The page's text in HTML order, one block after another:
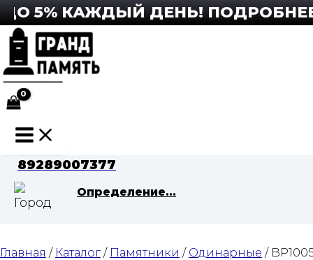
Перейти
к
содержимому
КАЖДЫЙ ДЕНЬ! ПОДРОБНЕЕ
Main
Menu
89289007377
Определение...
Главная / Каталог / Памятники / Одинарные /